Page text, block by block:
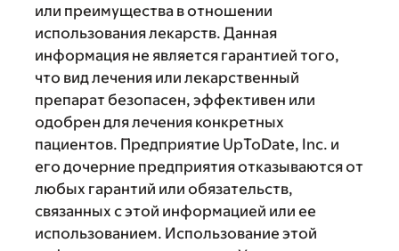
или преимущества в отношении
использования лекарств. Данная
информация не является гарантией того,
что вид лечения или лекарственный
препарат безопасен, эффективен или
одобрен для лечения конкретных
пациентов. Предприятие UpToDate, Inc. и
его дочерние предприятия отказываются от
любых гарантий или обязательств,
связанных с этой информацией или ее
использованием. Использование этой